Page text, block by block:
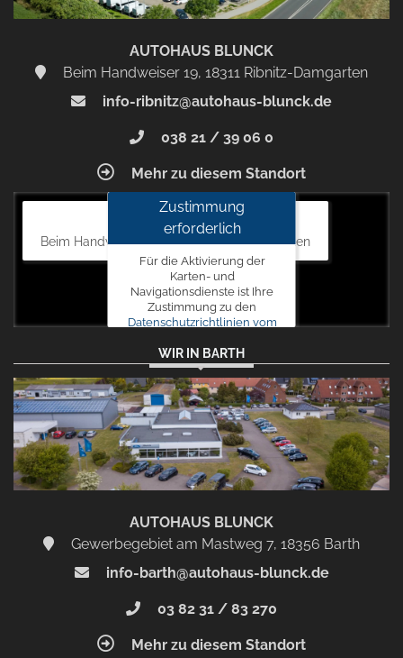
AUTOHAUS BLUNCK
Beim Handweiser 19, 18311 Ribnitz-Damgarten
info-ribnitz@autohaus-blunck.de
038 21 / 39 06 0
Mehr zu diesem Standort
Autohaus Blunck
Beim Handweiser 19, 18311 Ribnitz-Damgarten
Zustimmung
erforderlich
Für die Aktivierung der
Karten- und
Navigationsdienste ist Ihre
Zustimmung zu den
Datenschutzrichtlinien vom
erforderlich.
Zustimmen
und
aktivieren
WIR IN BARTH
AUTOHAUS BLUNCK
Gewerbegebiet am Mastweg 7, 18356 Barth
info-barth@autohaus-blunck.de
03 82 31 / 83 270
Mehr zu diesem Standort